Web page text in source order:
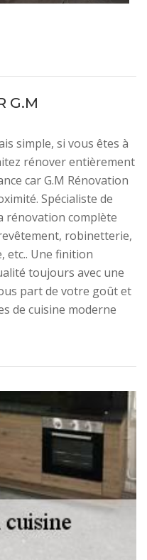
G.M
simple, si vous êtes à
rénover entièrement
car G.M Rénovation
Spécialiste de
rénovation complète
robinetterie,
etc.. Une finition
toujours avec une
part de votre goût et
de cuisine moderne